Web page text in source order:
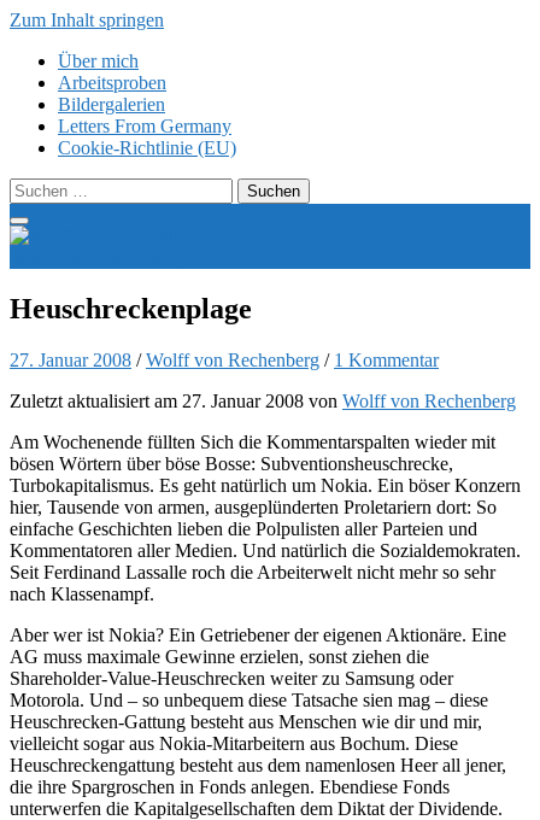
Zum Inhalt springen
Über mich
Arbeitsproben
Bildergalerien
Letters From Germany
Cookie-Richtlinie (EU)
Suchen
nach:
Heuschreckenplage
27. Januar 2008 /Wolff von Rechenberg / 1 Kommentar
Zuletzt aktualisiert am 27. Januar 2008 von Wolff von Rechenberg
Am Wochenende füllten Sich die Kommentarspalten wieder mit
bösen Wörtern über böse Bosse: Subventionsheuschrecke,
Turbokapitalismus. Es geht natürlich um Nokia. Ein böser Konzern
hier, Tausende von armen, ausgeplünderten Proletariern dort: So
einfache Geschichten lieben die Polpulisten aller Parteien und
Kommentatoren aller Medien. Und natürlich die Sozialdemokraten.
Seit Ferdinand Lassalle roch die Arbeiterwelt nicht mehr so sehr
nach Klassenampf.
Aber wer ist Nokia? Ein Getriebener der eigenen Aktionäre. Eine
AG muss maximale Gewinne erzielen, sonst ziehen die
Shareholder-Value-Heuschrecken weiter zu Samsung oder
Motorola. Und – so unbequem diese Tatsache sien mag – diese
Heuschrecken-Gattung besteht aus Menschen wie dir und mir,
vielleicht sogar aus Nokia-Mitarbeitern aus Bochum. Diese
Heuschreckengattung besteht aus dem namenlosen Heer all jener,
die ihre Spargroschen in Fonds anlegen. Ebendiese Fonds
unterwerfen die Kapitalgesellschaften dem Diktat der Dividende.